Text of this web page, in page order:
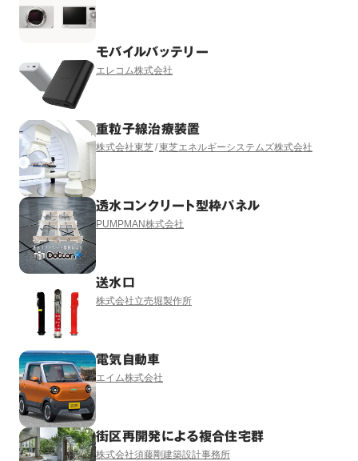
モバイルバッテリー
エレコム株式会社
重粒子線治療装置
株式会社東芝 東芝エネルギーシステムズ株式会社
透水コンクリート型枠パネル
PUMPMAN株式会社
送水口
株式会社立売堀製作所
電気自動車
エイム株式会社
街区再開発による複合住宅群
株式会社須藤剛建築設計事務所